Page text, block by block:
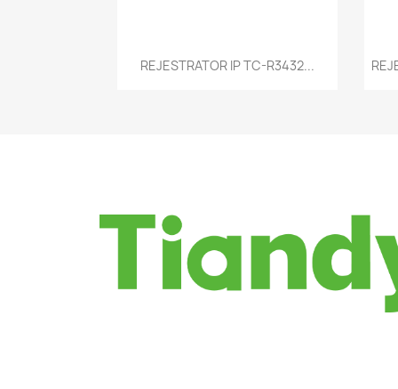
Szybki podgląd
REJESTRATOR IP TC-R3432...